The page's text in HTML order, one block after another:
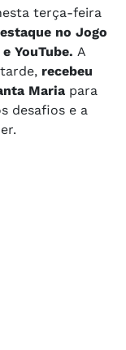
terça-feira
no Jogo
YouTube. A
recebeu
Maria para
desafios e a